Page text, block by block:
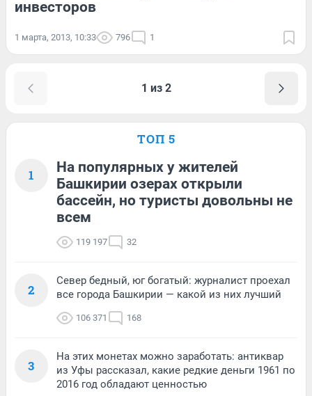
инвесторов
1 марта, 2013, 10:33 796 1
1 из 2
ТОП 5
1
На популярных у жителей
Башкирии озерах открыли
бассейн, но туристы довольны не
всем
119 197 32
2
Север бедный, юг богатый: журналист проехал
все города Башкирии — какой из них лучший
106 371 168
3
На этих монетах можно заработать: антиквар
из Уфы рассказал, какие редкие деньги 1961 по
2016 год обладают ценностью